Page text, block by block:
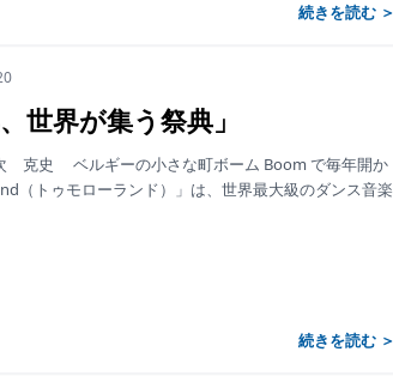
続きを読む ＞
世界が集う祭典」
克史 ベルギーの小さな町ボーム Boom で毎年開か
（トゥモローランド）」は、世界最大級のダンス音楽
続きを読む ＞